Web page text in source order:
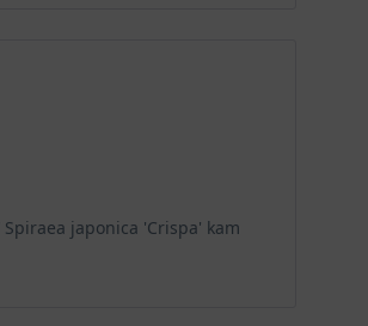
japonica 'Crispa' kam